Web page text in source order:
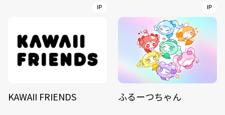
IP
KAWAII FRIENDS
IP
ふるーつちゃん